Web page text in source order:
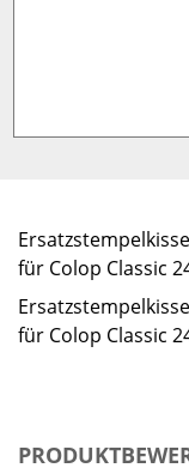
für Colop Classic
für Colop Classic